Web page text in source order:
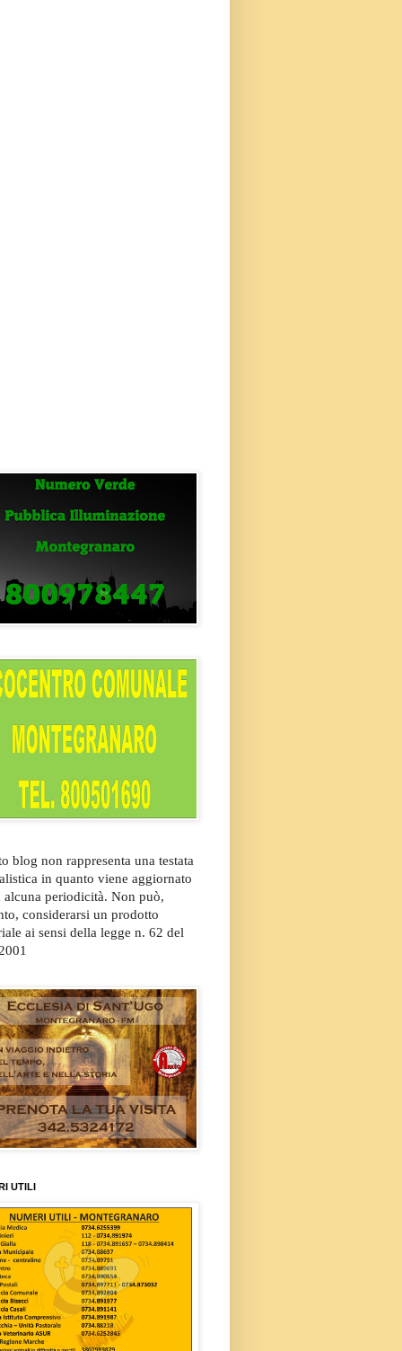
blog non rappresenta una testata
in quanto viene aggiornato
alcuna periodicità. Non può,
considerarsi un prodotto
ai sensi della legge n. 62 del
UTILI